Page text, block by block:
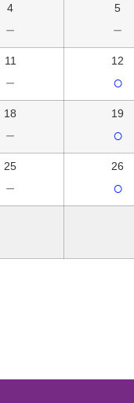
4
－
5
－
11
－
12
○
18
－
19
○
25
－
26
○